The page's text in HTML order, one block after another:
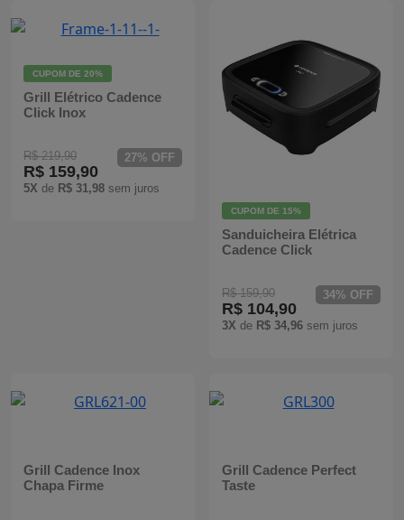
CUPOM DE 20%
Grill Elétrico Cadence
Click Inox
R$ 219,90
R$ 159,90
5X de R$ 31,98 sem juros
27% OFF
CUPOM DE 15%
Sanduicheira Elétrica
Cadence Click
R$ 159,90
R$ 104,90
3X de R$ 34,96 sem juros
34% OFF
Grill Cadence Inox
Chapa Firme
Grill Cadence Perfect
Taste
Máquina de Waffle
Bebedouros
Batedeiras